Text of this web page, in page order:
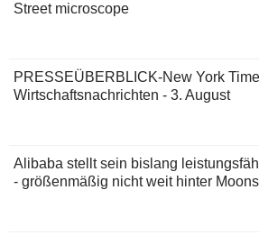
Street microscope
PRESSEÜBERBLICK-New York
Wirtschaftsnachrichten - 3. August
Alibaba stellt sein bislang
- größenmäßig nicht weit hinter